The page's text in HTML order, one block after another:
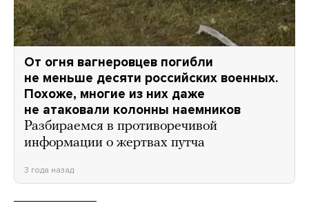
От огня вагнеровцев погибли
не меньше десяти российских военных.
Похоже, многие из них даже
не атаковали колонны наемников
Разбираемся в противоречивой
информации о жертвах путча
3 года назад